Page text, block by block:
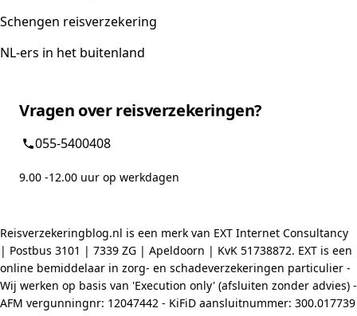
Schengen reisverzekering
NL-ers in het buitenland
Vragen over reisverzekeringen?
055-5400408
9.00 -12.00 uur op werkdagen
Reisverzekeringblog.nl is een merk van EXT Internet Consultancy
| Postbus 3101 | 7339 ZG | Apeldoorn | KvK 51738872. EXT is een
online bemiddelaar in zorg- en schadeverzekeringen particulier -
Wij werken op basis van 'Execution only' (afsluiten zonder advies) -
AFM vergunningnr: 12047442 - KiFiD aansluitnummer: 300.017739